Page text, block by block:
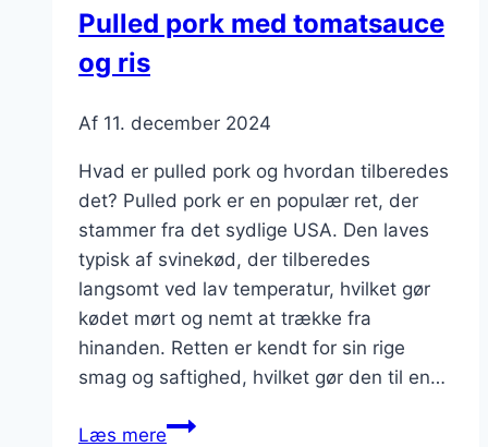
og
Pulled pork med tomatsauce
og ris
Af 11. december 2024
Hvad er pulled pork og hvordan tilberedes
det? Pulled pork er en populær ret, der
stammer fra det sydlige USA. Den laves
typisk af svinekød, der tilberedes
langsomt ved lav temperatur, hvilket gør
kødet mørt og nemt at trække fra
hinanden. Retten er kendt for sin rige
smag og saftighed, hvilket gør den til en…
Læs merePulled